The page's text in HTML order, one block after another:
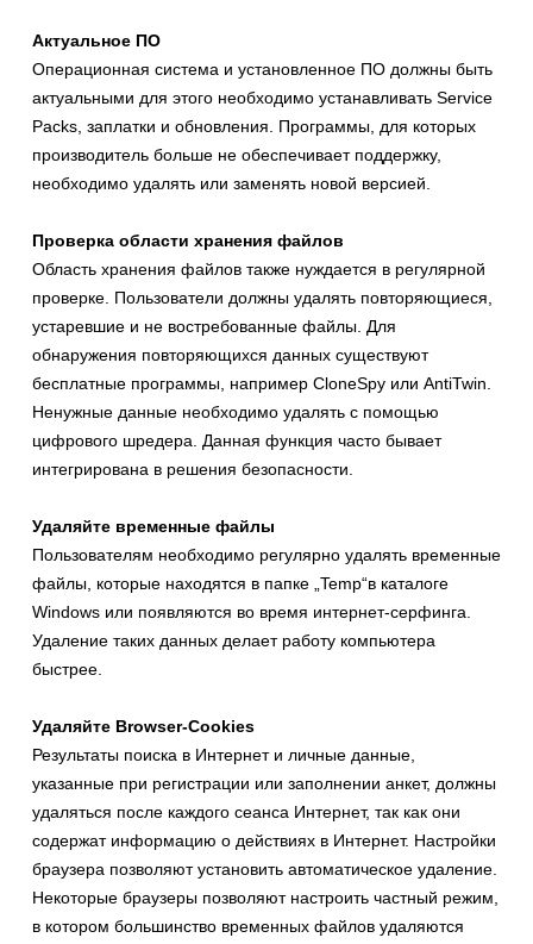
Актуальное ПО
Операционная система и установленное ПО должны быть
актуальными для этого необходимо устанавливать Service
Packs, заплатки и обновления. Программы, для которых
производитель больше не обеспечивает поддержку,
необходимо удалять или заменять новой версией.
Проверка области хранения файлов
Область хранения файлов также нуждается в регулярной
проверке. Пользователи должны удалять повторяющиеся,
устаревшие и не востребованные файлы. Для
обнаружения повторяющихся данных существуют
бесплатные программы, например CloneSpy или AntiTwin.
Ненужные данные необходимо удалять с помощью
цифрового шредера. Данная функция часто бывает
интегрирована в решения безопасности.
Удаляйте временные файлы
Пользователям необходимо регулярно удалять временные
файлы, которые находятся в папке „Temp“в каталоге
Windows или появляются во время интернет-серфинга.
Удаление таких данных делает работу компьютера
быстрее.
Удаляйте Browser-Cookies
Результаты поиска в Интернет и личные данные,
указанные при регистрации или заполнении анкет, должны
удаляться после каждого сеанса Интернет, так как они
содержат информацию о действиях в Интернет. Настройки
браузера позволяют установить автоматическое удаление.
Некоторые браузеры позволяют настроить частный режим,
в котором большинство временных файлов удаляются